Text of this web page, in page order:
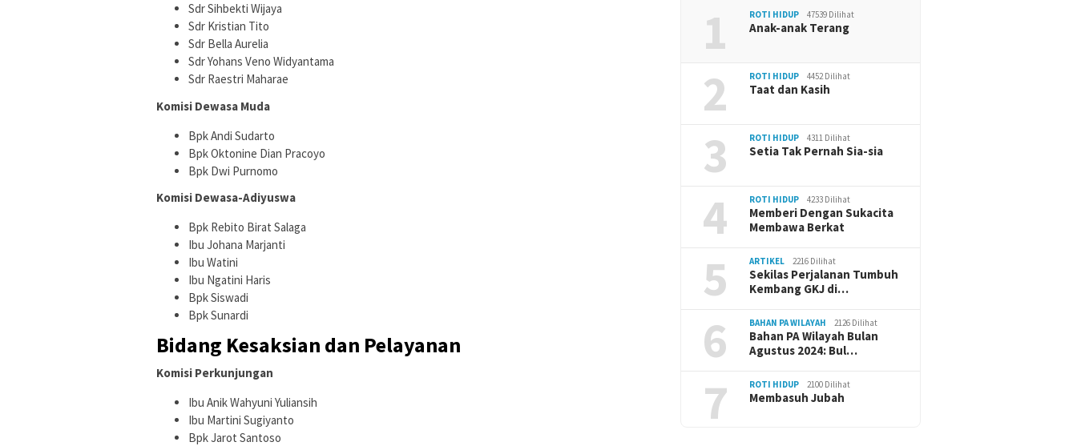
Sdr Sihbekti Wijaya
Sdr Kristian Tito
Sdr Bella Aurelia
Sdr Yohans Veno Widyantama
Sdr Raestri Maharae
Komisi Dewasa Muda
Bpk Andi Sudarto
Bpk Oktonine Dian Pracoyo
Bpk Dwi Purnomo
Komisi Dewasa-Adiyuswa
Bpk Rebito Birat Salaga
Ibu Johana Marjanti
Ibu Watini
Ibu Ngatini Haris
Bpk Siswadi
Bpk Sunardi
Bidang Kesaksian dan Pelayanan
Komisi Perkunjungan
Ibu Anik Wahyuni Yuliansih
Ibu Martini Sugiyanto
Bpk Jarot Santoso
1 ROTI HIDUP 47539 Dilihat
Anak-anak Terang
2 ROTI HIDUP 4452 Dilihat
Taat dan Kasih
3 ROTI HIDUP 4311 Dilihat
Setia Tak Pernah Sia-sia
4 ROTI HIDUP 4233 Dilihat
Memberi Dengan Sukacita
Membawa Berkat
5 ARTIKEL 2216 Dilihat
Sekilas Perjalanan Tumbuh
Kembang GKJ di…
6 BAHAN PA WILAYAH 2126 Dilihat
Bahan PA Wilayah Bulan
Agustus 2024: Bul…
7 ROTI HIDUP 2100 Dilihat
Membasuh Jubah